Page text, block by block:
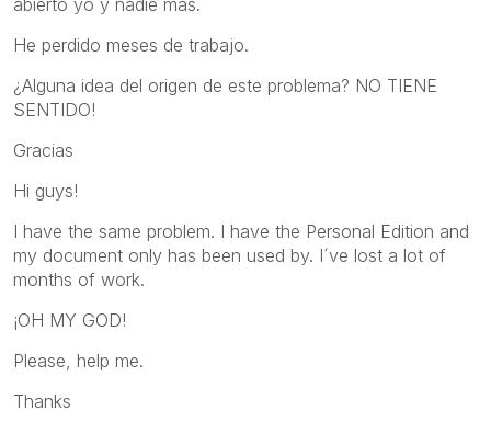
He perdido meses de trabajo.
¿Alguna idea del origen de este problema? NO TIENE
SENTIDO!
Gracias
Hi guys!
I have the same problem. I have the Personal Edition and
my document only has been used by. I´ve lost a lot of
months of work.
¡OH MY GOD!
Please, help me.
Thanks